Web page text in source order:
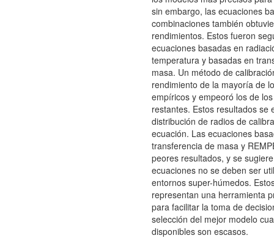
sin embargo, las ecuaciones
combinaciones también
rendimientos. Estos fueron
ecuaciones basadas en
temperatura y basadas en
masa. Un método de
rendimiento de la mayoría de
empíricos y empeoró los de
restantes. Estos resultados se
distribución de radios de
ecuación. Las ecuaciones
transferencia de masa y
peores resultados, y se
ecuaciones no se deben ser
entornos super-húmedos.
representan una herramienta
para facilitar la toma de
selección del mejor modelo
disponibles son escasos.